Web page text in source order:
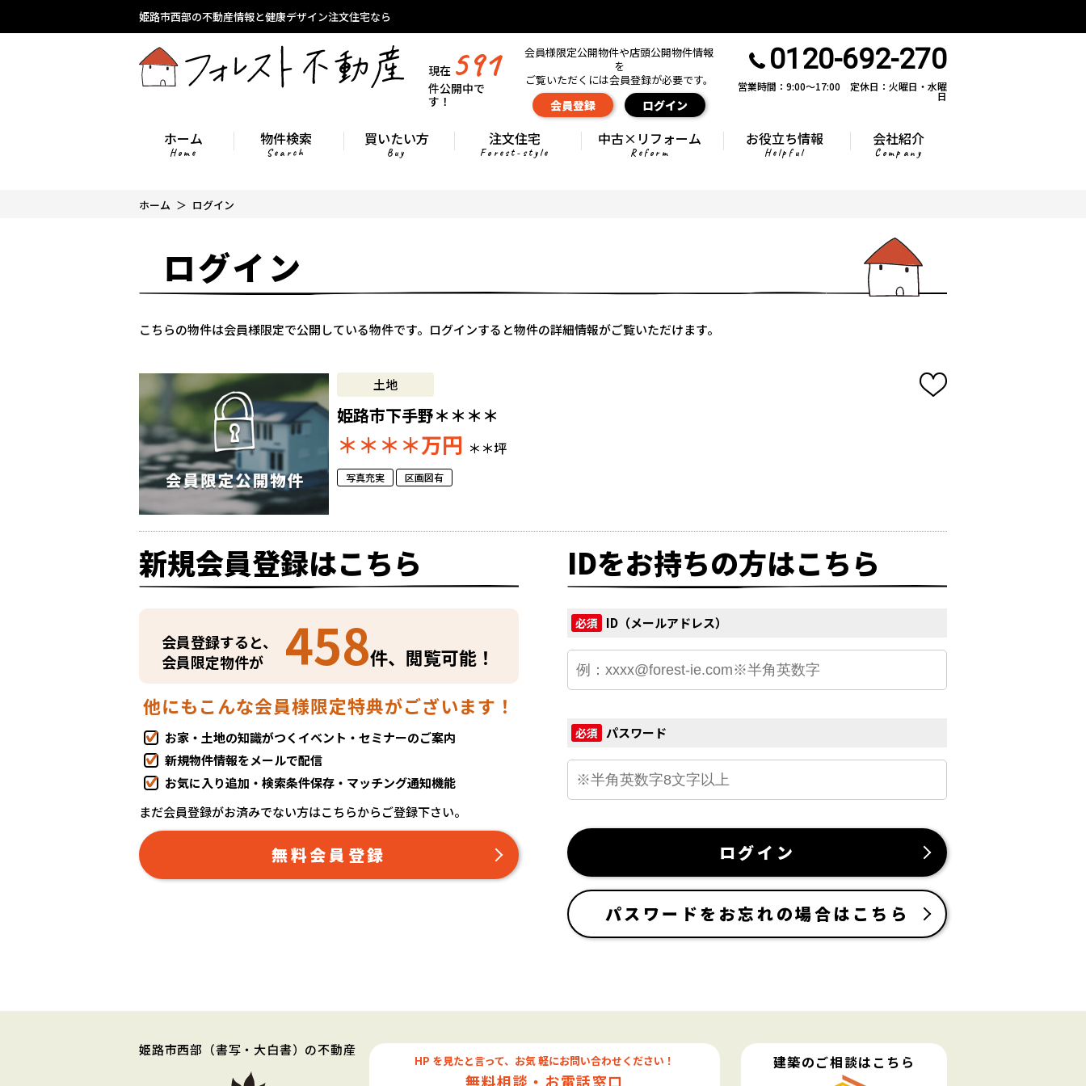
姫路市西部の不動産情報と健康デザイン注文住宅なら
現在591
件公開中で
す！
会員様限定公開物件や店頭公開物件情報
を
ご覧いただくには会員登録が必要です。
会員登録 ログイン
0120-692-270
営業時間：9:00〜17:00 定休日：火曜日・水曜
日
ホーム
Home
物件検索
Search
買いたい方
Buy
注文住宅
Forest-style
中古×リフォーム
Reform
お役立ち情報
Helpful
会社紹介
Company
ホーム ログイン
ログイン
こちらの物件は会員様限定で公開している物件です。ログインすると物件の詳細情報がご覧いただけます。
土地
姫路市下手野＊＊＊＊
＊＊＊＊万円 ＊＊坪
写真充実 区画図有
新規会員登録はこちら
会員登録すると、
会員限定物件が
458件、閲覧可能！
他にもこんな会員様限定特典がございます！
お家・土地の知識がつくイベント・セミナーのご案内
新規物件情報をメールで配信
お気に入り追加・検索条件保存・マッチング通知機能
まだ会員登録がお済みでない方はこちらからご登録下さい。
無料会員登録
IDをお持ちの方はこちら
必須 ID（メールアドレス）
必須 パスワード
ログイン
パスワードをお忘れの場合はこちら
姫路市西部 （書写・大白書） の不動産
HP を見たと言って、お気 軽にお問い合わせください！
無料相談・お電話窓口
建築のご相談はこちら